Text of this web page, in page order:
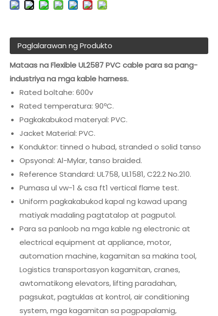
Paglalarawan ng Produkto
Mataas na Flexible UL2587 PVC cable para sa pang-
industriya na mga kable harness.
Rated boltahe: 600v
Rated temperatura: 90ºC.
Pagkakabukod materyal: PVC.
Jacket Material: PVC.
Konduktor: tinned o hubad, stranded o solid tanso
Opsyonal: Al-Mylar, tanso braided.
Reference Standard: UL758, UL1581, C22.2 No.210.
Pumasa ul vw-1 & csa ft1 vertical flame test.
Uniform pagkakabukod kapal ng kawad upang
matiyak madaling pagtatalop at pagputol.
Para sa panloob na mga kable ng electronic at
electrical equipment at appliance, motor,
automation machine, kagamitan sa makina tool,
Logistics transportasyon kagamitan, cranes,
awtomatikong elevators, lifting paradahan,
pagsukat, pagtuklas at kontrol, air conditioning
system, mga kagamitan sa pagpapalamig,